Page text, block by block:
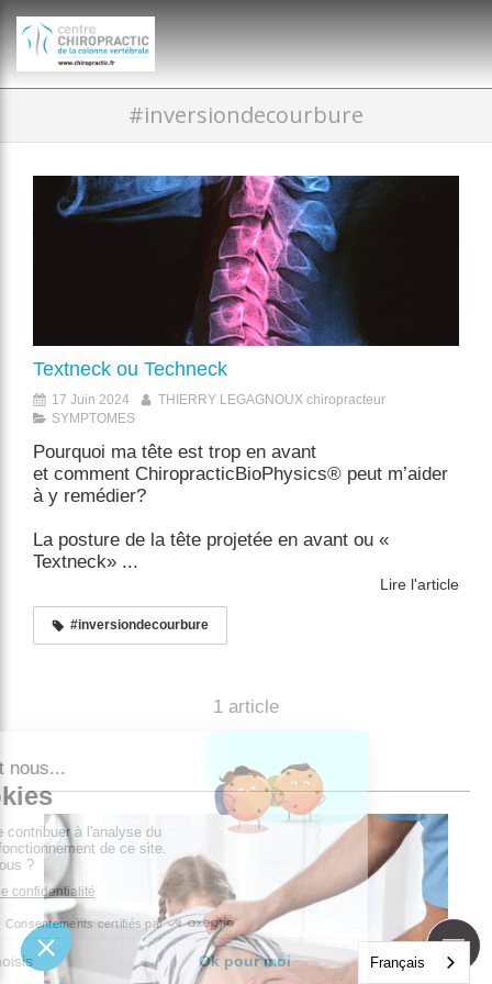
#inversiondecourbure
Textneck ou Techneck
17 Juin 2024
THIERRY LEGAGNOUX chiropracteur
SYMPTOMES
Pourquoi ma tête est trop en avant
et comment ChiropracticBioPhysics® peut m’aider
à y remédier?
La posture de la tête projetée en avant ou «
Textneck» ...
Lire l'article
#inversiondecourbure
1 article
Français